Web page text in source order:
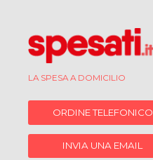
LA SPESA A DOMICILIO
ORDINE TELEFONICO
INVIA UNA EMAIL